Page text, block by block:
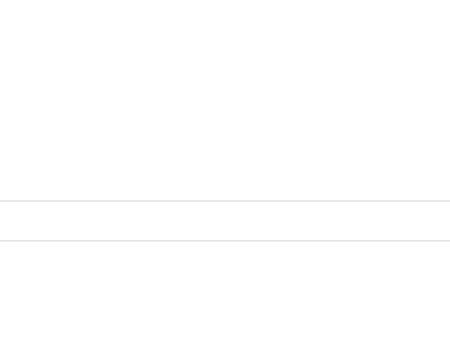
Quelle est la durée de vie moyenne